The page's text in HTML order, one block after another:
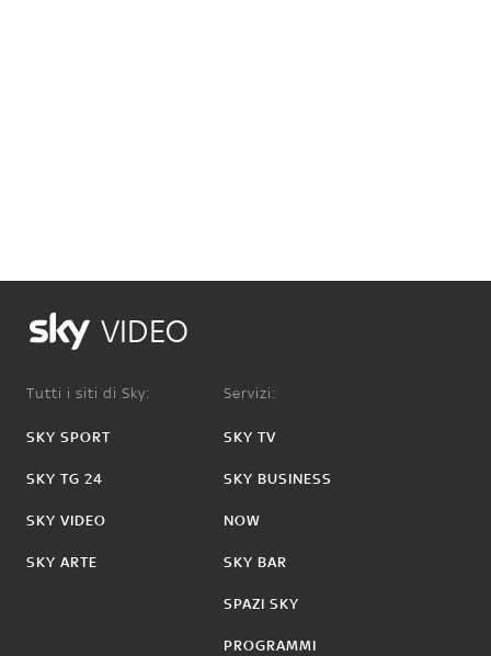
VIDEO
Tutti i siti di Sky:
SKY SPORT
SKY TG 24
SKY VIDEO
SKY ARTE
Servizi:
SKY TV
SKY BUSINESS
NOW
SKY BAR
SPAZI SKY
PROGRAMMI